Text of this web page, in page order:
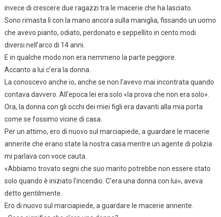
invece di crescere due ragazzi tra le macerie che ha lasciato.
Sono rimasta lì con la mano ancora sulla maniglia, fissando un uomo
che avevo pianto, odiato, perdonato e seppellito in cento modi
diversi nell’arco di 14 anni.
E in qualche modo non era nemmeno la parte peggiore.
Accanto a lui c’era la donna.
La conoscevo anche io, anche se non l’avevo mai incontrata quando
contava davvero. All’epoca lei era solo «la prova che non era solo».
Ora, la donna con gli occhi dei miei figli era davanti alla mia porta
come se fossimo vicine di casa.
Per un attimo, ero di nuovo sul marciapiede, a guardare le macerie
annerite che erano state la nostra casa mentre un agente di polizia
mi parlava con voce cauta.
«Abbiamo trovato segni che suo marito potrebbe non essere stato
solo quando è iniziato l’incendio. C’era una donna con lui», aveva
detto gentilmente.
Ero di nuovo sul marciapiede, a guardare le macerie annerite.